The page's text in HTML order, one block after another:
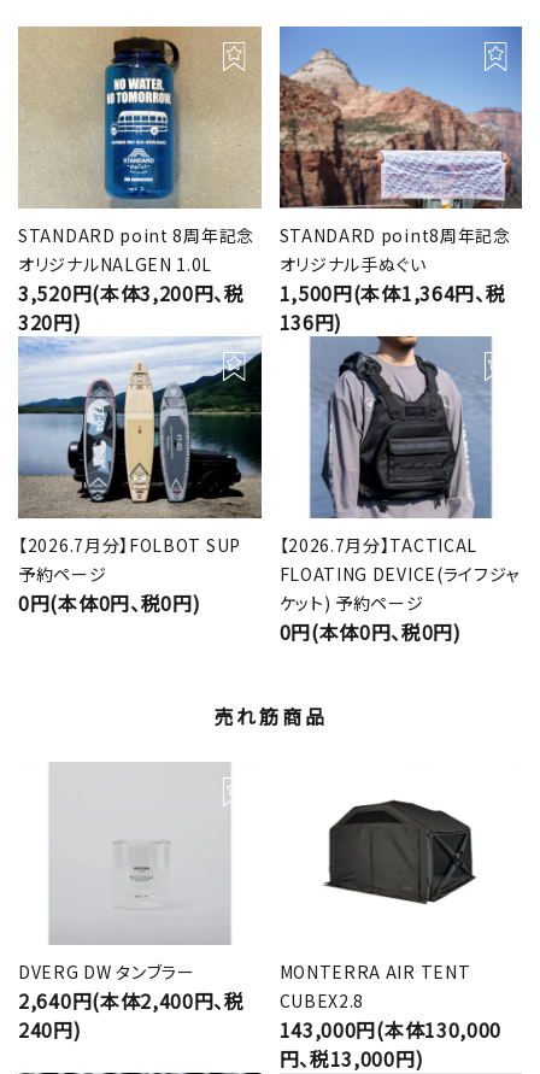
STANDARD point 8周年記念
オリジナルNALGEN 1.0L
3,520円(本体3,200円、税
320円)
STANDARD point8周年記念
オリジナル手ぬぐい
1,500円(本体1,364円、税
136円)
【2026.7月分】FOLBOT SUP
予約ページ
0円(本体0円、税0円)
【2026.7月分】TACTICAL
FLOATING DEVICE(ライフジャ
ケット) 予約ページ
0円(本体0円、税0円)
売れ筋商品
DVERG DW タンブラー
2,640円(本体2,400円、税
240円)
MONTERRA AIR TENT
CUBEX2.8
143,000円(本体130,000
円、税13,000円)